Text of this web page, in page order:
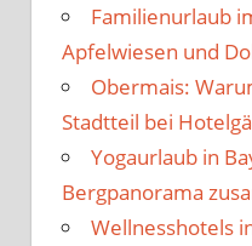
Familienurlaub
Apfelwiesen und
Obermais:
Stadtteil bei
Yogaurlaub in
Bergpanorama
Wellnesshotels